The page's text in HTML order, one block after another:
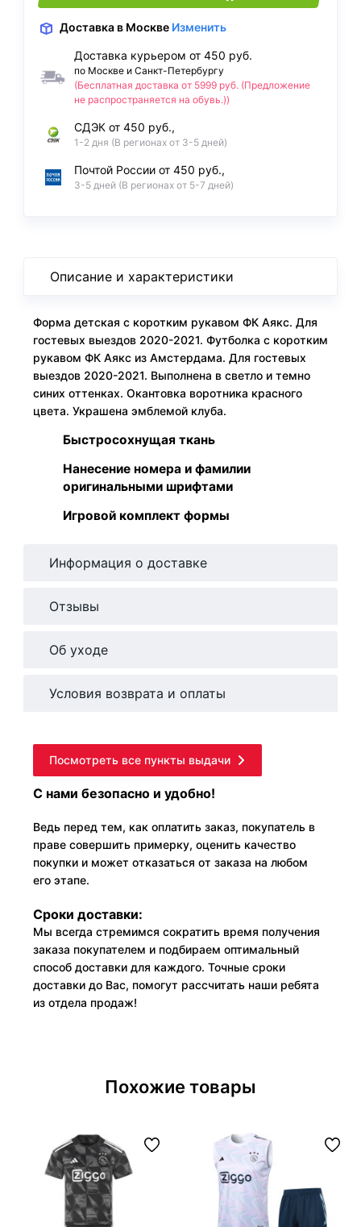
Доставка в Москве Изменить
Доставка курьером от 450 руб.
по Москве и Санкт-Петербургу
(Бесплатная доставка от 5999 руб. (Предложение
не распространяется на обувь.))
СДЭК от 450 руб.,
1-2 дня (В регионах от 3-5 дней)
Почтой России от 450 руб.,
3-5 дней (В регионах от 5-7 дней)
Описание и характеристики
Форма детская с коротким рукавом ФК Аякс. Для
гостевых выездов 2020-2021. Футболка с коротким
рукавом ФК Аякс из Амстердама. Для гостевых
выездов 2020-2021. Выполнена в светло и темно
синих оттенках. Окантовка воротника красного
цвета. Украшена эмблемой клуба.
Быстросохнущая ткань
Нанесение номера и фамилии
оригинальными шрифтами
Игровой комплект формы
Информация о доставке
Отзывы
Об уходе
Условия возврата и оплаты
Посмотреть все пункты выдачи
С нами безопасно и удобно!
Ведь перед тем, как оплатить заказ, покупатель в
праве совершить примерку, оценить качество
покупки и может отказаться от заказа на любом
его этапе.
Сроки доставки:
Мы всегда стремимся сократить время получения
заказа покупателем и подбираем оптимальный
способ доставки для каждого. Точные сроки
доставки до Вас, помогут рассчитать наши ребята
из отдела продаж!
Похожие товары